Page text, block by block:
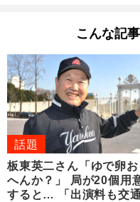
こんな記
話題
板東英二さん「ゆで卵お
へんか？」 局が20個用
すると… 「出演料も交